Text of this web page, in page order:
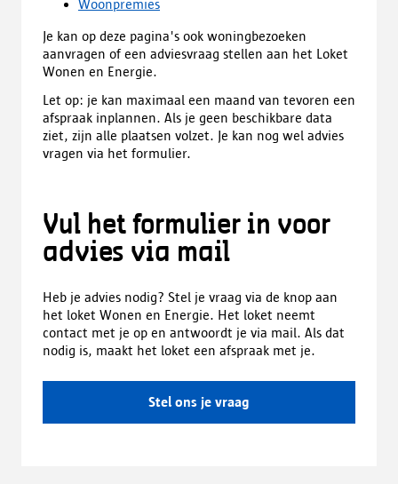
Woonpremies
Je kan op deze pagina's ook woningbezoeken
aanvragen of een adviesvraag stellen aan het Loket
Wonen en Energie.
Let op: je kan maximaal een maand van tevoren een
afspraak inplannen. Als je geen beschikbare data
ziet, zijn alle plaatsen volzet. Je kan nog wel advies
vragen via het formulier.
Vul het formulier in voor
advies via mail
Heb je advies nodig? Stel je vraag via de knop aan
het loket Wonen en Energie. Het loket neemt
contact met je op en antwoordt je via mail. Als dat
nodig is, maakt het loket een afspraak met je.
Stel ons je vraag